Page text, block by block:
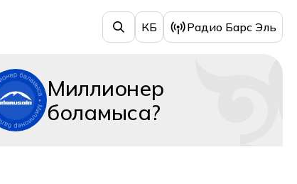
КБ Радио Барс Эль
Миллионер
боламыса?